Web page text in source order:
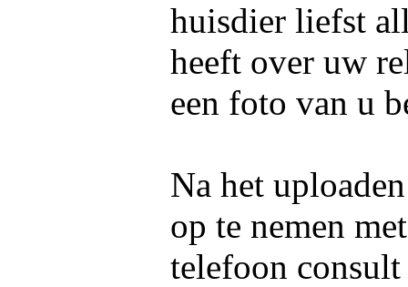
huisdier liefst
heeft over uw
een foto van u
Na het
op te nemen
telefoon